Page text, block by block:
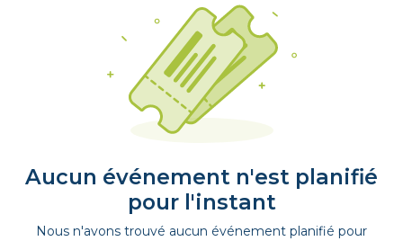
Aucun événement n'est planifié
pour l'instant
Nous n'avons trouvé aucun événement planifié pour